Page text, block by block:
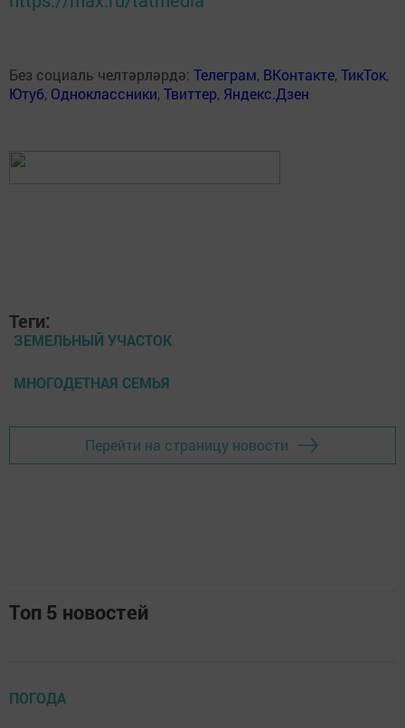
Без социаль челтәрләрдә: Телеграм, ВКонтакте,ТикТок,
Ютуб, Одноклассники,Твиттер, Яндекс.Дзен
Теги:
ЗЕМЕЛЬНЫЙ УЧАСТОК
МНОГОДЕТНАЯ СЕМЬЯ
Перейти на страницу новости
Топ 5 новостей
ПОГОДА